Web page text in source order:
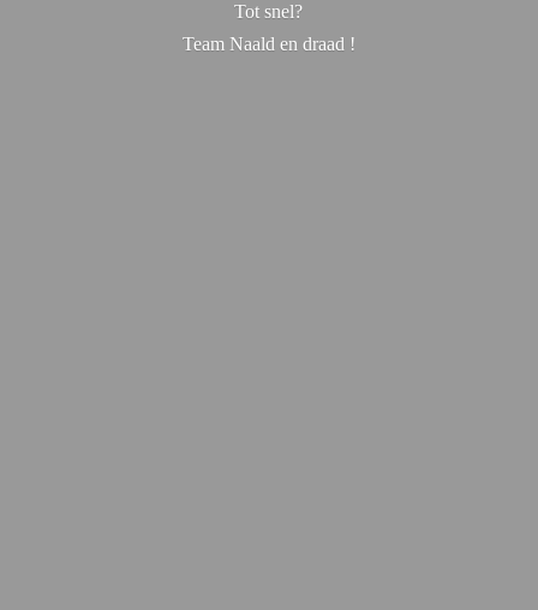
Tot snel?
Team Naald en draad !